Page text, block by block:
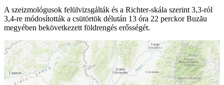
A szeizmológusok felülvizsgálták és a Richter-skála szerint 3,3-ról
3,4-re módosították a csütörtök délután 13 óra 22 perckor Buzău
megyében bekövetkezett földrengés erősségét.